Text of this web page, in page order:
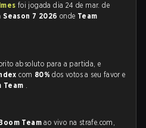
foi jogada dia 24 de mar. de
Season 7 2026 onde Team
absoluto para a partida, e
com 80%dos votos a seu favor e
Team .
Teamao vivo na strafe.com,